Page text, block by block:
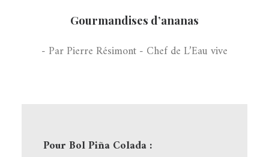
Gourmandises d’ananas
- Par Pierre Résimont - Chef de L’Eau vive
Pour Bol Piña Colada :